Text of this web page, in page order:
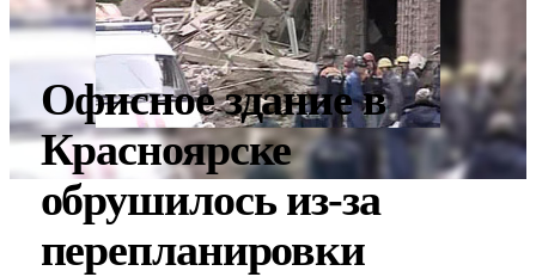
Офисное здание в
Красноярске
обрушилось из-за
перепланировки